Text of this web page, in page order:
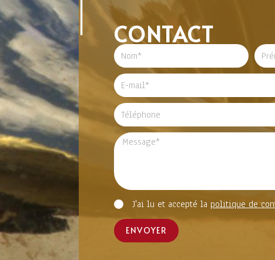
CONTACT
J'ai lu et accepté la politique de
ENVOYER